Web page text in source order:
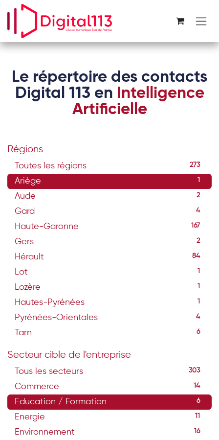
Se rendre au contenu
Le répertoire des contacts
Digital 113 en Intelligence
Artificielle
Régions
Toutes les régions 273
Ariège 1
Aude 2
Gard 4
Haute-Garonne 167
Gers 2
Hérault 84
Lot 1
Lozère 1
Hautes-Pyrénées 1
Pyrénées-Orientales 4
Tarn 6
Secteur cible de l'entreprise
Tous les secteurs 303
Commerce 14
Education / Formation 6
Energie 11
Environnement 16